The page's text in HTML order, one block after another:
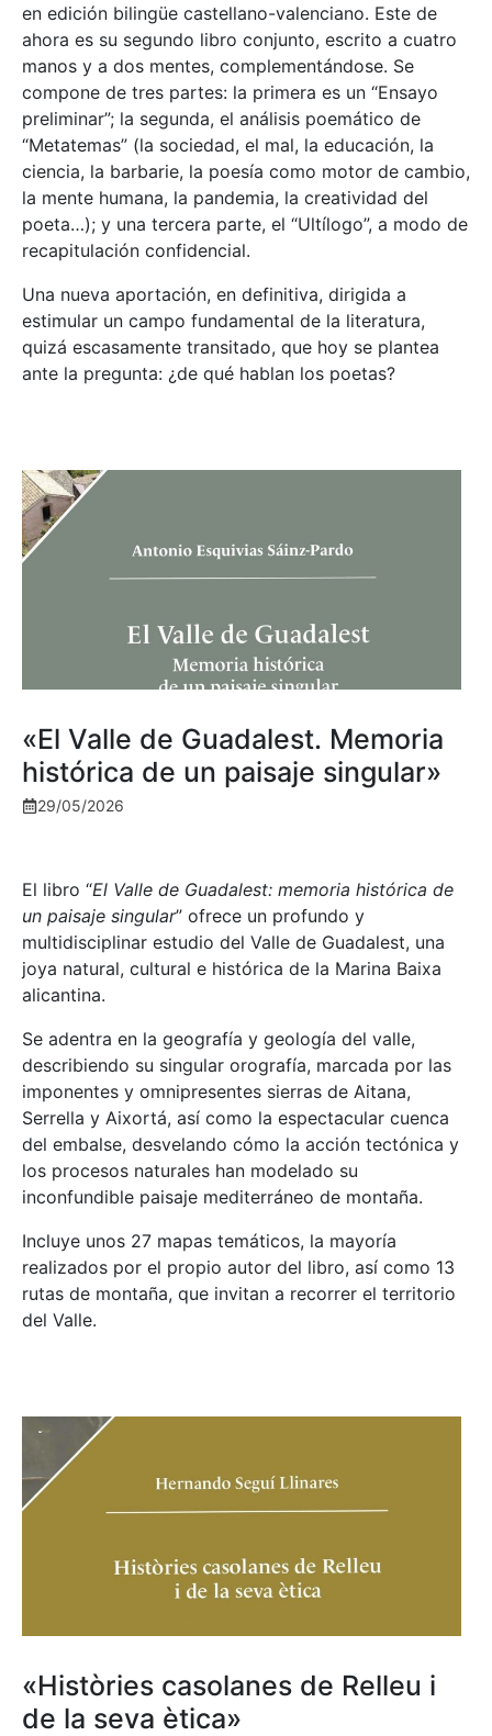
en edición bilingüe castellano-valenciano. Este de
ahora es su segundo libro conjunto, escrito a cuatro
manos y a dos mentes, complementándose. Se
compone de tres partes: la primera es un “Ensayo
preliminar”; la segunda, el análisis poemático de
“Metatemas” (la sociedad, el mal, la educación, la
ciencia, la barbarie, la poesía como motor de cambio,
la mente humana, la pandemia, la creatividad del
poeta…); y una tercera parte, el “Ultílogo”, a modo de
recapitulación confidencial.
Una nueva aportación, en definitiva, dirigida a
estimular un campo fundamental de la literatura,
quizá escasamente transitado, que hoy se plantea
ante la pregunta: ¿de qué hablan los poetas?
«El Valle de Guadalest. Memoria
histórica de un paisaje singular»
29/05/2026
El libro “El Valle de Guadalest: memoria histórica de
un paisaje singular” ofrece un profundo y
multidisciplinar estudio del Valle de Guadalest, una
joya natural, cultural e histórica de la Marina Baixa
alicantina.
Se adentra en la geografía y geología del valle,
describiendo su singular orografía, marcada por las
imponentes y omnipresentes sierras de Aitana,
Serrella y Aixortá, así como la espectacular cuenca
del embalse, desvelando cómo la acción tectónica y
los procesos naturales han modelado su
inconfundible paisaje mediterráneo de montaña.
Incluye unos 27 mapas temáticos, la mayoría
realizados por el propio autor del libro, así como 13
rutas de montaña, que invitan a recorrer el territorio
del Valle.
«Històries casolanes de Relleu i
de la seva ètica»